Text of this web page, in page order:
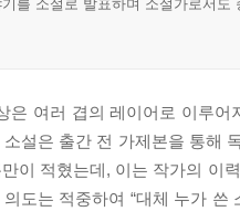
를 소설로 발표하며 소설가로서
은 여러 겹의 레이어로 이루
설은 출간 전 가제본을 통해
이 적혔는데, 이는 작가의 이
도는 적중하여 “대체 누가